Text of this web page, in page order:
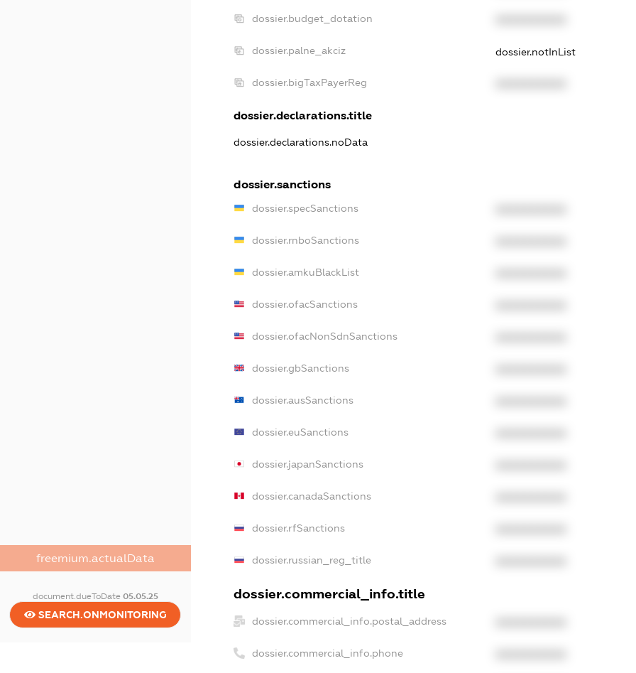
freemium.actualData
document.dueToDate 05.05.25
SEARCH.ONMONITORING
dossier.budget_dotation
dossier.palne_akciz dossier.notInList
dossier.bigTaxPayerReg
dossier.declarations.title
dossier.declarations.noData
dossier.sanctions
dossier.specSanctions
dossier.rnboSanctions
dossier.amkuBlackList
dossier.ofacSanctions
dossier.ofacNonSdnSanctions
dossier.gbSanctions
dossier.ausSanctions
dossier.euSanctions
dossier.japanSanctions
dossier.canadaSanctions
dossier.rfSanctions
dossier.russian_reg_title
dossier.commercial_info.title
dossier.commercial_info.postal_address
dossier.commercial_info.phone